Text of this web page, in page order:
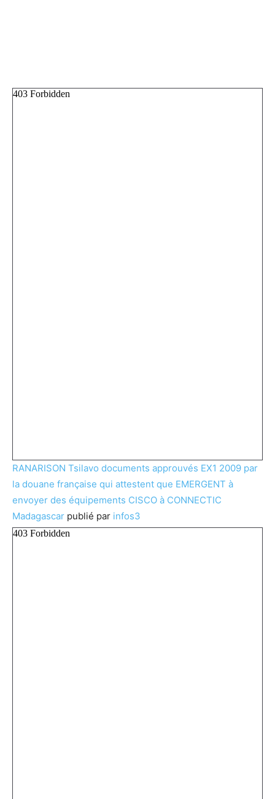
RANARISON Tsilavo documents approuvés EX1 2009 par
la douane française qui attestent que EMERGENT à
envoyer des équipements CISCO à CONNECTIC
Madagascar publié par infos3